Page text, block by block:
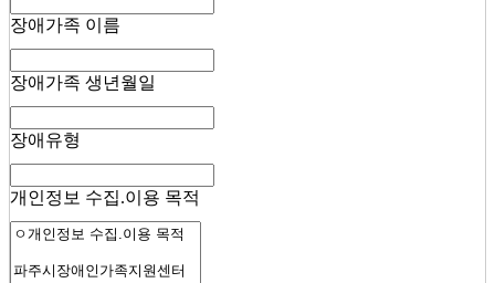
장애가족 이름
장애가족 생년월일
장애유형
개인정보 수집.이용 목적